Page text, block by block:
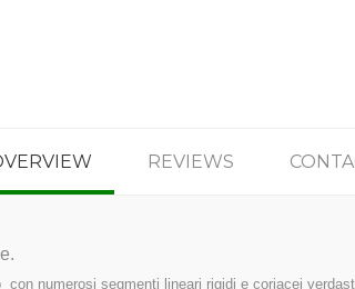
REVIEWS
numerosi segmenti lineari rigidi e coriacei